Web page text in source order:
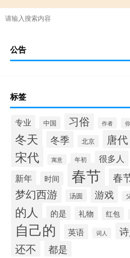
公告
标签
专业 中国 习俗 作者
冬天 冬季 北京 唐代
宋代 寓意 年初 很多人
新年 时间 春节 春
梦幻西游 汤圆 游戏
的人 的是 礼物 红包
自己的 英语 词人
还不 都是